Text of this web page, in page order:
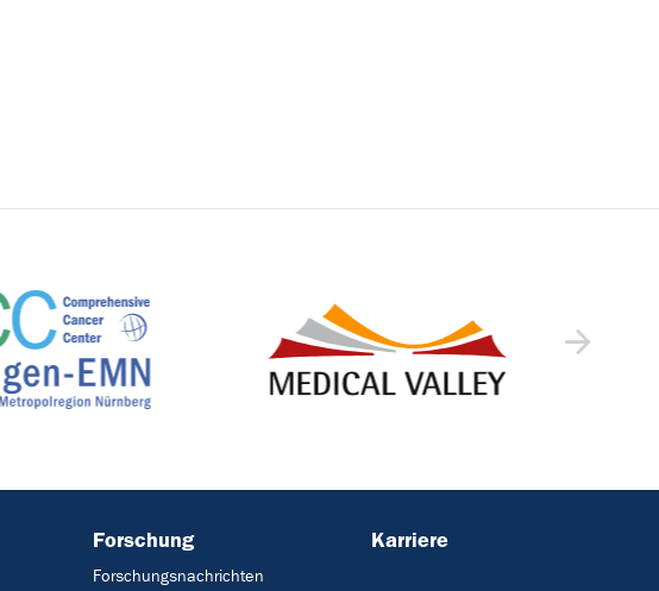
Forschung
Forschungsnachrichten
Karriere